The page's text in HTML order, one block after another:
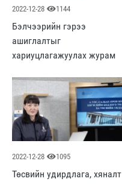
2022-12-28 1144
Бэлчээрийн гэрээ
ашиглалтыг
хариуцлагажуулах журам
2022-12-28 1095
Төсвийн удирдлага, хяналт